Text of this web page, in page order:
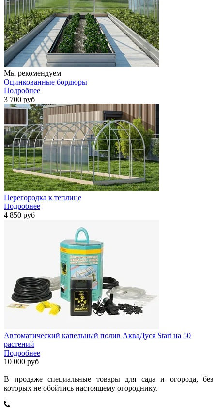
Мы рекомендуем
Оцинкованные бордюры
Подробнее
3 700 руб
Перегородка к теплице
Подробнее
4 850 руб
Автоматический капельный полив AкваДуся Start на 50
растений
Подробнее
10 000 руб
В продаже специальные товары для сада и огорода, без
которых не обойтись настоящему огороднику.